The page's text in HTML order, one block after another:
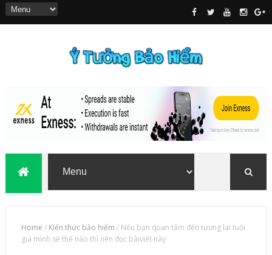
Home / Kiến thức bảo hiểm / Nếu bạn quan tâm đến tương lai tuổi
già mình sẽ thế nào thì nên đọc bàiviết này